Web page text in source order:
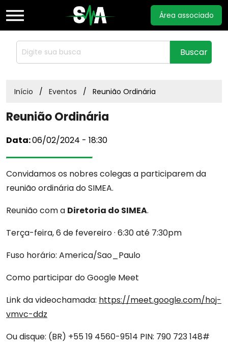
Notícias
Acordos
Ofícios
Área associado
Buscar
Início Eventos Reunião Ordinária
Reunião Ordinária
Data:06/02/2024 - 18:30
Convidamos os nobres colegas a participarem da
reunião ordinária do SIMEA.
Reunião com a Diretoria do SIMEA.
Terça-feira, 6 de fevereiro · 6:30 até 7:30pm
Fuso horário: America/Sao_Paulo
Como participar do Google Meet
Link da videochamada: https://meet.google.com/hoj-
vmvc-ddz
Ou disque: ‪(BR) +55 19 4560-9514‬ PIN: ‪790 723 148‬#